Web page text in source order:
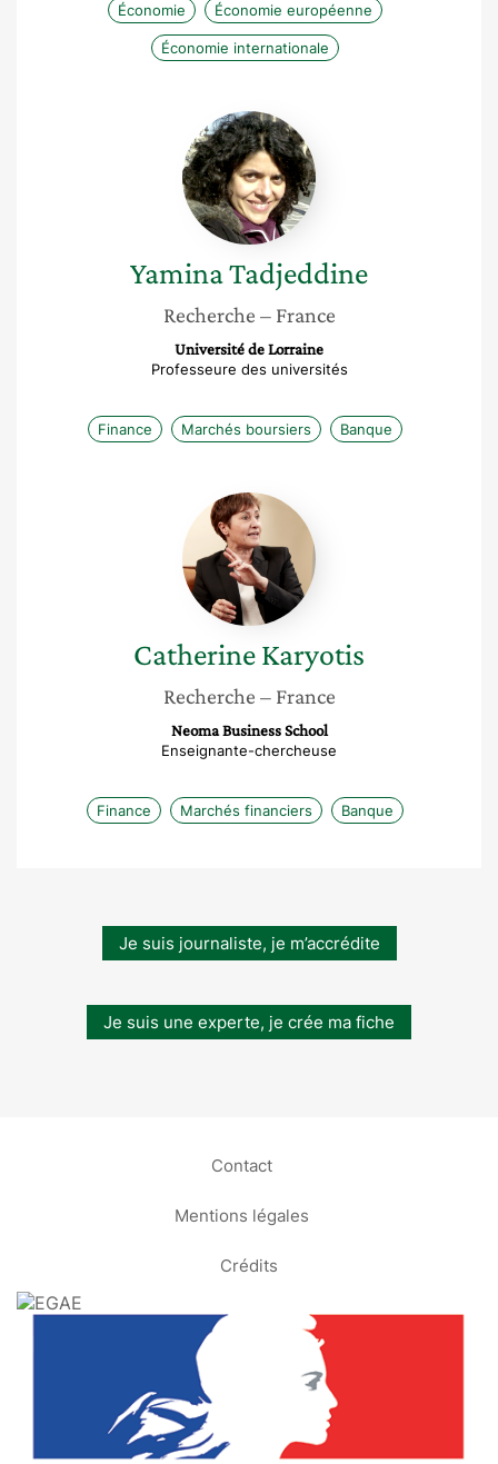
Économie Économie européenne
Économie internationale
Yamina
Tadjeddine
YaminaTadjeddine
Recherche – France
Université de Lorraine
Professeure des universités
Finance Marchés boursiers Banque
Catherine
Karyotis
CatherineKaryotis
Recherche – France
Neoma Business School
Enseignante-chercheuse
Finance Marchés financiers Banque
Je suis journaliste, je m’accrédite
Je suis une experte, je crée ma fiche
Contact
Mentions légales
Crédits